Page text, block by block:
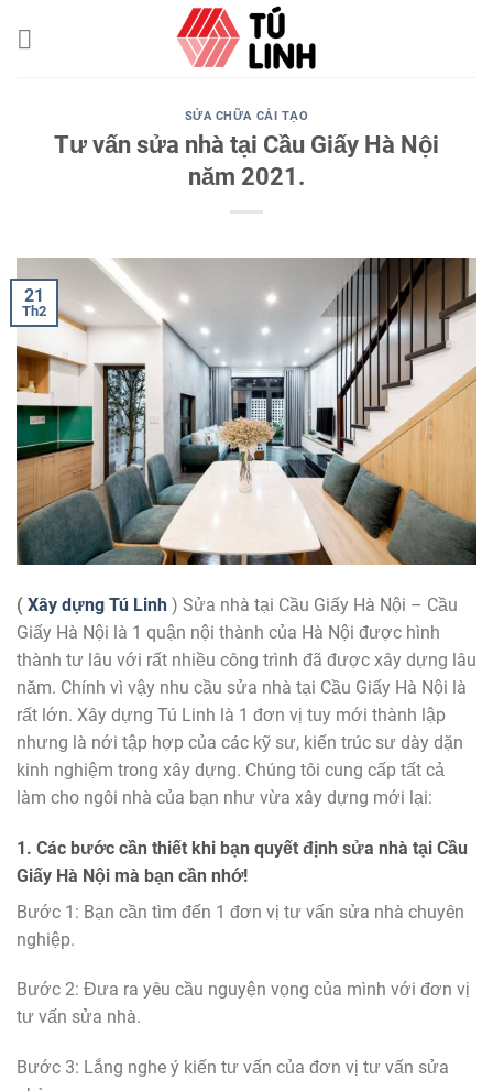
SỬA CHỮA CẢI TẠO
Tư vấn sửa nhà tại Cầu Giấy Hà Nội
năm 2021.
21
Th2
( Xây dựng Tú Linh ) Sửa nhà tại Cầu Giấy Hà Nội – Cầu
Giấy Hà Nội là 1 quận nội thành của Hà Nội được hình
thành tư lâu với rất nhiều công trình đã được xây dựng lâu
năm. Chính vì vậy nhu cầu sửa nhà tại Cầu Giấy Hà Nội là
rất lớn. Xây dựng Tú Linh là 1 đơn vị tuy mới thành lập
nhưng là nới tập hợp của các kỹ sư, kiến trúc sư dày dặn
kinh nghiệm trong xây dựng. Chúng tôi cung cấp tất cả
làm cho ngôi nhà của bạn như vừa xây dựng mới lại:
1. Các bước cần thiết khi bạn quyết định sửa nhà tại Cầu
Giấy Hà Nội mà bạn cần nhớ!
Bước 1: Bạn cần tìm đến 1 đơn vị tư vấn sửa nhà chuyên
nghiệp.
Bước 2: Đưa ra yêu cầu nguyện vọng của mình với đơn vị
tư vấn sửa nhà.
Bước 3: Lắng nghe ý kiến tư vấn của đơn vị tư vấn sửa